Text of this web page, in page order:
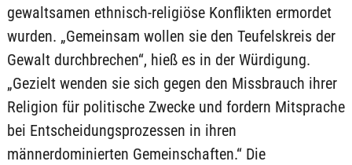
gewaltsamen ethnisch-religiöse Konflikten ermordet
wurden. „Gemeinsam wollen sie den Teufelskreis der
Gewalt durchbrechen“, hieß es in der Würdigung.
„Gezielt wenden sie sich gegen den Missbrauch ihrer
Religion für politische Zwecke und fordern Mitsprache
bei Entscheidungsprozessen in ihren
männerdominierten Gemeinschaften.“ Die